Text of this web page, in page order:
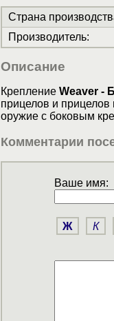
Страна
Производитель:
Описание
Крепление Weaver -
прицелов и
оружие с боковым
Комментарии
Ваше имя:
Ж К